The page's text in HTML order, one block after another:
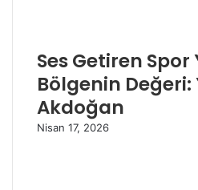
Ses Getiren
Bölgenin Değeri:
Akdoğan
Nisan 17, 2026